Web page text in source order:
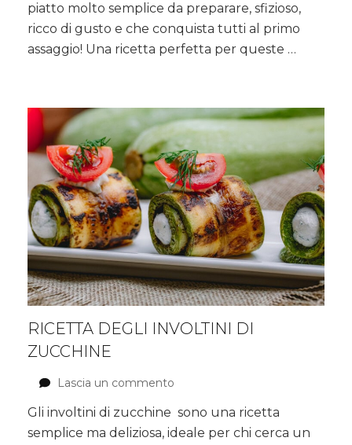
umido
con
olive
e
piatto molto semplice da preparare, sfizioso,
ricco di gusto e che conquista tutti al primo
assaggio! Una ricetta perfetta per queste …
RICETTA DEGLI INVOLTINI DI
ZUCCHINE
Lascia un commento
degli
involtini
Gli involtini di zucchine sono una ricetta
semplice ma deliziosa, ideale per chi cerca un